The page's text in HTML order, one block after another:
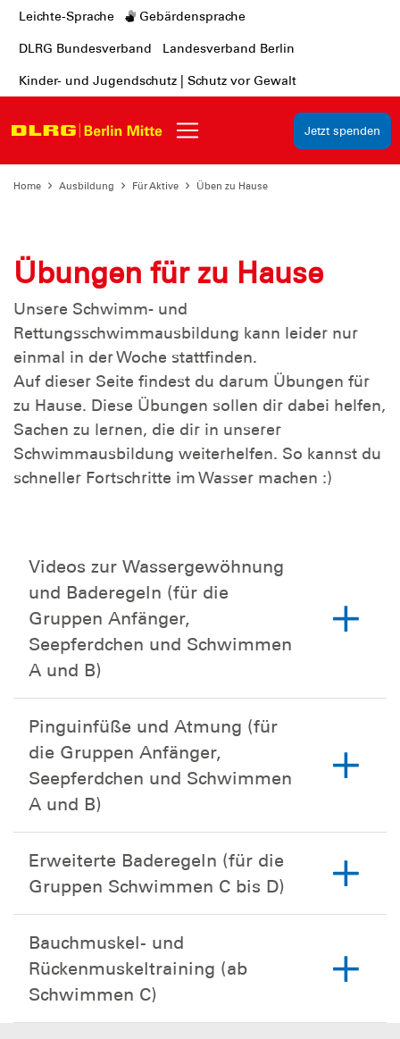
Leichte-Sprache Gebärdensprache
DLRG Bundesverband Landesverband Berlin
Kinder- und Jugendschutz | Schutz vor Gewalt
Jetzt spenden
Home Ausbildung Für Aktive Üben zu Hause
Übungen für zu Hause
Unsere Schwimm- und
Rettungsschwimmausbildung kann leider nur
einmal in der Woche stattfinden.
Auf dieser Seite findest du darum Übungen für
zu Hause. Diese Übungen sollen dir dabei helfen,
Sachen zu lernen, die dir in unserer
Schwimmausbildung weiterhelfen. So kannst du
schneller Fortschritte im Wasser machen :)
Videos zur Wassergewöhnung
und Baderegeln (für die
Gruppen Anfänger,
Seepferdchen und Schwimmen
A und B)
Pinguinfüße und Atmung (für
die Gruppen Anfänger,
Seepferdchen und Schwimmen
A und B)
Erweiterte Baderegeln (für die
Gruppen Schwimmen C bis D)
Bauchmuskel- und
Rückenmuskeltraining (ab
Schwimmen C)